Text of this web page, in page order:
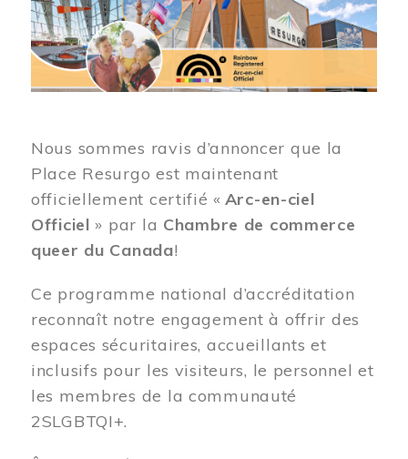
Nous sommes ravis d’annoncer que la
Place Resurgo est maintenant
officiellement certifié « Arc-en-ciel
Officiel » par la Chambre de commerce
queer du Canada!
Ce programme national d’accréditation
reconnaît notre engagement à offrir des
espaces sécuritaires, accueillants et
inclusifs pour les visiteurs, le personnel et
les membres de la communauté
2SLGBTQI+.